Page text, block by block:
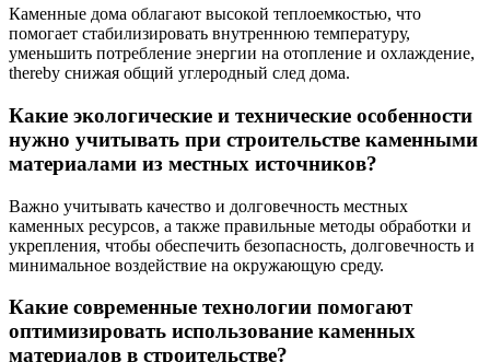
Каменные дома облагают высокой теплоемкостью, что
помогает стабилизировать внутреннюю температуру,
уменьшить потребление энергии на отопление и охлаждение,
thereby снижая общий углеродный след дома.
Какие экологические и технические особенности
нужно учитывать при строительстве каменными
материалами из местных источников?
Важно учитывать качество и долговечность местных
каменных ресурсов, а также правильные методы обработки и
укрепления, чтобы обеспечить безопасность, долговечность и
минимальное воздействие на окружающую среду.
Какие современные технологии помогают
оптимизировать использование каменных
материалов в строительстве?